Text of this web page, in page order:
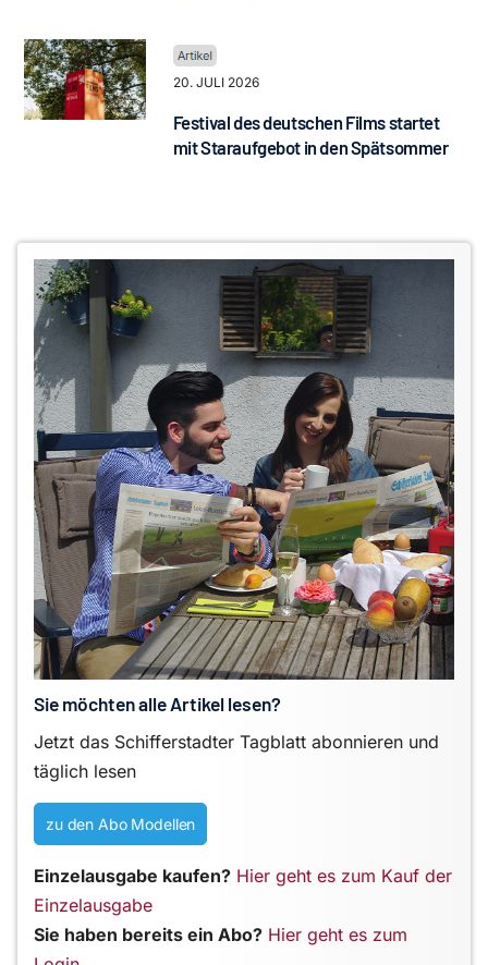
20. JULI 2026
Festival des deutschen Films startet
mit Staraufgebot in den Spätsommer
Sie möchten alle Artikel lesen?
Jetzt das Schifferstadter Tagblatt abonnieren und
täglich lesen
zu den Abo Modellen
Einzelausgabe kaufen? Hier geht es zum Kauf der
Einzelausgabe
Sie haben bereits ein Abo? Hier geht es zum